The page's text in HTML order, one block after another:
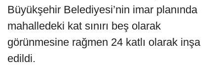
Büyükşehir Belediyesi’nin imar planında
mahalledeki kat sınırı beş olarak
görünmesine rağmen 24 katlı olarak inşa
edildi.